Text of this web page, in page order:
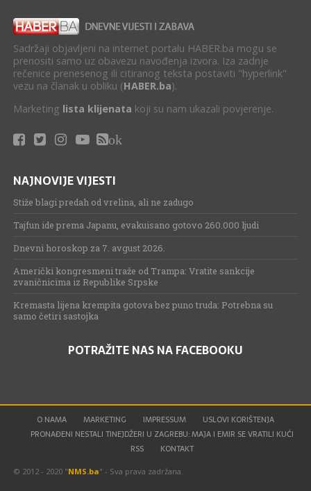
Sadržaji objavljeni na internet portalu HABER.ba mogu se
prenositi samo uz obavezu navođenja izvora. Iza zadnje
rečenice prenesenog ili citiranog teksta postaviti "hyperlink"
vezu na članak u obliku (HABER.ba).
Marketing lista klijenata koji su nam ukazali povjerenje.
ok
NAJNOVIJE VIJESTI
Stiže blagi predah od vrelina, ali ne zadugo
Tajfun ide prema Japanu, evakuisano gotovo 260.000 ljudi
Dnevni horoskop za 7. avgust 2026.
Američki kongresmeni traže od Trampa: Vratite sankcije
zvaničnicima iz Republike Srpske
Kremasta lijena krempita gotova bez puno truda: Potrebna su
samo četiri sastojka
POTRAŽITE NAS NA FACEBOOKU
O NAMA MARKETING IMPRESSUM
USLOVI KORIŠTENJA
PRONAĐENI NESTALI TINEJDŽERI U ZAGREBU: MAJA I EMIR SE VRATILI KUĆI
RSS
KONTAKT
© 2012 - 2020 "NMS.ba" - Sva prava zadržana.